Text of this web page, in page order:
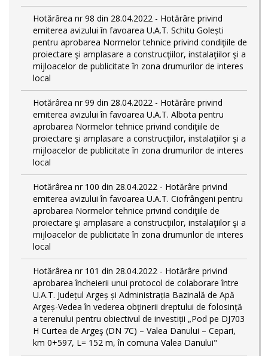
Hotărârea nr 98 din 28.04.2022 - Hotărâre privind
emiterea avizului în favoarea U.A.T. Schitu Golești
pentru aprobarea Normelor tehnice privind condiţiile de
proiectare şi amplasare a construcţiilor, instalaţiilor şi a
mijloacelor de publicitate în zona drumurilor de interes
local
Hotărârea nr 99 din 28.04.2022 - Hotărâre privind
emiterea avizului în favoarea U.A.T. Albota pentru
aprobarea Normelor tehnice privind condiţiile de
proiectare şi amplasare a construcţiilor, instalaţiilor şi a
mijloacelor de publicitate în zona drumurilor de interes
local
Hotărârea nr 100 din 28.04.2022 - Hotărâre privind
emiterea avizului în favoarea U.A.T. Ciofrângeni pentru
aprobarea Normelor tehnice privind condiţiile de
proiectare şi amplasare a construcţiilor, instalaţiilor şi a
mijloacelor de publicitate în zona drumurilor de interes
local
Hotărârea nr 101 din 28.04.2022 - Hotărâre privind
aprobarea încheierii unui protocol de colaborare între
U.A.T. Județul Argeș și Administrația Bazinală de Apă
Argeș-Vedea în vederea obținerii dreptului de folosință
a terenului pentru obiectivul de investiții „Pod pe DJ703
H Curtea de Argeş (DN 7C) – Valea Danului – Cepari,
km 0+597, L= 152 m, în comuna Valea Danului"